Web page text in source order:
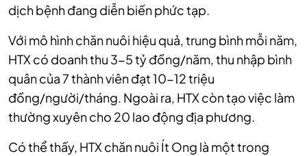
dịch bệnh đang diễn biến phức tạp.
Với mô hình chăn nuôi hiệu quả, trung bình mỗi năm,
HTX có doanh thu 3-5 tỷ đồng/năm, thu nhập bình
quân của 7 thành viên đạt 10-12 triệu
đồng/người/tháng. Ngoài ra, HTX còn tạo việc làm
thường xuyên cho 20 lao động địa phương.
Có thể thấy, HTX chăn nuôi Ít Ong là một trong